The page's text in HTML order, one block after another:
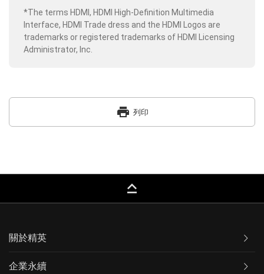
*The terms HDMI, HDMI High-Definition Multimedia
Interface, HDMI Trade dress and the HDMI Logos are
trademarks or registered trademarks of HDMI Licensing
Administrator, Inc.
print 列印
keyboard_capslock
關於精英
企業永續